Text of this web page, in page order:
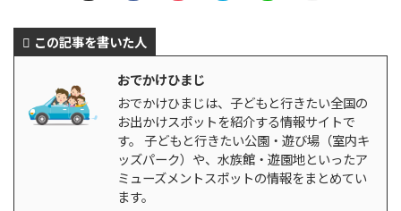
この記事を書いた人
おでかけひまじ
おでかけひまじは、子どもと行きたい全国の
お出かけスポットを紹介する情報サイトで
す。 子どもと行きたい公園・遊び場（室内キ
ッズパーク）や、水族館・遊園地といったア
ミューズメントスポットの情報をまとめてい
ます。